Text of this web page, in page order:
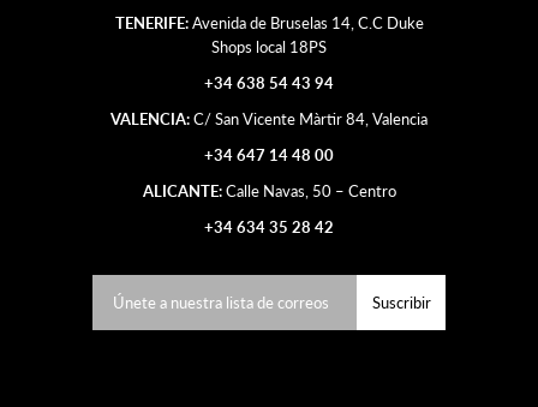
TENERIFE:Avenida de Bruselas 14, C.C Duke
Shops local 18PS
+34 638 54 43 94
VALENCIA:C/ San Vicente Màrtir 84, Valencia
+34 647 14 48 00
ALICANTE:Calle Navas, 50 – Centro
+34 634 35 28 42